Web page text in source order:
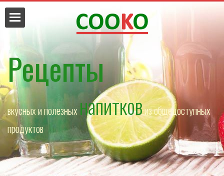
Рецепты
вкусных и полезныхнапитковиз общедоступных
продуктов